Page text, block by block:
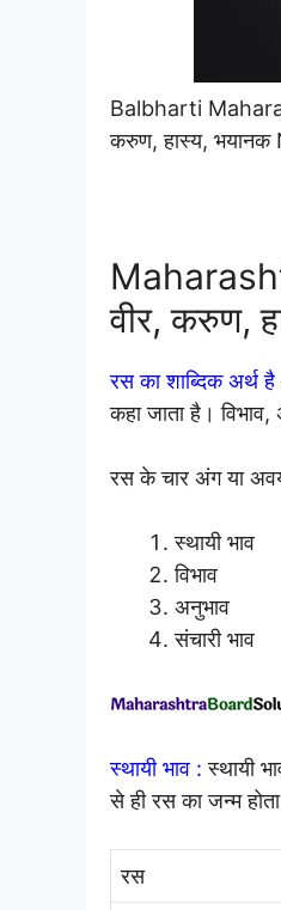
Balbharti
करुण, हास्य,
वीर, करुण,
रस का शाब्दिक अर्थ है
कहा जाता है। विभाव,
रस के चार अंग या
स्थायी भाव
विभाव
अनुभाव
संचारी भाव
स्थायी भाव : स्थायी
से ही रस का जन्म
रस